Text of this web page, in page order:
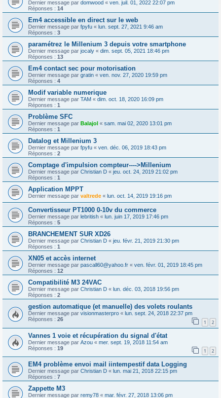
Dernier message par domwood « ven. juil. 01, 2022 22:07 pm
Réponses : 14
Em4 accessible en direct sur le web
Dernier message par fpyfu « lun. sept. 27, 2021 9:46 am
Réponses : 3
paramétrez le Millenium 3 depuis votre smartphone
Dernier message par jocaly « dim. sept. 05, 2021 18:46 pm
Réponses : 13
Em4 contact sec pour motorisation
Dernier message par gratin « ven. nov. 27, 2020 19:59 pm
Réponses : 4
Modif variable numerique
Dernier message par TAM « dim. oct. 18, 2020 16:09 pm
Réponses : 1
Problème SFC
Dernier message par Balajol « sam. mai 02, 2020 13:01 pm
Réponses : 1
Datalog et Millenium 3
Dernier message par fpyfu « ven. déc. 06, 2019 18:43 pm
Réponses : 2
Comptage d'impulsion compteur---->Millenium
Dernier message par Christian D « jeu. oct. 24, 2019 21:02 pm
Réponses : 1
Application MPPT
Dernier message par valtrede « lun. oct. 14, 2019 19:16 pm
Convertisseur PT1000 0-10v du commerce
Dernier message par lebritish « lun. juin 17, 2019 17:46 pm
Réponses : 5
BRANCHEMENT SUR XD26
Dernier message par Christian D « jeu. févr. 21, 2019 21:30 pm
Réponses : 1
XN05 et accès internet
Dernier message par pascall60@yahoo.fr « ven. févr. 01, 2019 18:45 pm
Réponses : 12
Compatibilité M3 24VAC
Dernier message par Christian D « lun. déc. 03, 2018 19:56 pm
Réponses : 2
gestion automatique (et manuelle) des volets roulants
Dernier message par visionmasterpro « lun. sept. 24, 2018 22:37 pm
Réponses : 26 1 2
Vannes 1 voie et récupération du signal d'état
Dernier message par Azou « mer. sept. 19, 2018 11:54 am
Réponses : 19 1 2
EM4 problème envoi mail iintempestif data Logging
Dernier message par Christian D « lun. mai 21, 2018 22:15 pm
Réponses : 7
Zappette M3
Dernier message par remy78 « mar. févr. 27, 2018 13:06 pm